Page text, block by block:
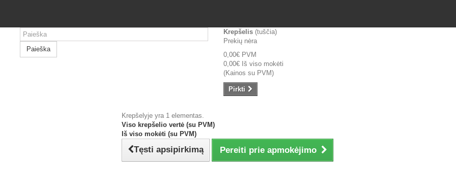
Paieška
Krepšelis (tuščia)
Prekių nėra
0,00€ PVM
0,00€ Iš viso mokėti
(Kainos su PVM)
Pirkti
Krepšelyje yra 1 elementas.
Viso krepšelio vertė (su PVM)
Iš viso mokėti (su PVM)
Tęsti apsipirkimą Pereiti prie apmokėjimo